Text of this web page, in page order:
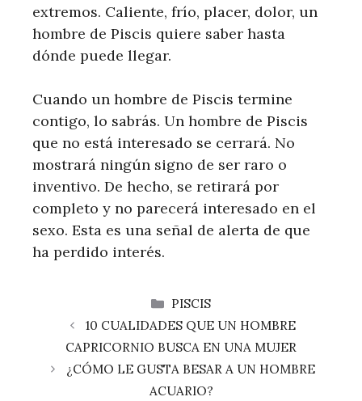
extremos. Caliente, frío, placer, dolor, un
hombre de Piscis quiere saber hasta
dónde puede llegar.
Cuando un hombre de Piscis termine
contigo, lo sabrás. Un hombre de Piscis
que no está interesado se cerrará. No
mostrará ningún signo de ser raro o
inventivo. De hecho, se retirará por
completo y no parecerá interesado en el
sexo. Esta es una señal de alerta de que
ha perdido interés.
CATEGORÍAS
PISCIS
10 CUALIDADES QUE UN HOMBRE
CAPRICORNIO BUSCA EN UNA MUJER
¿CÓMO LE GUSTA BESAR A UN HOMBRE
ACUARIO?